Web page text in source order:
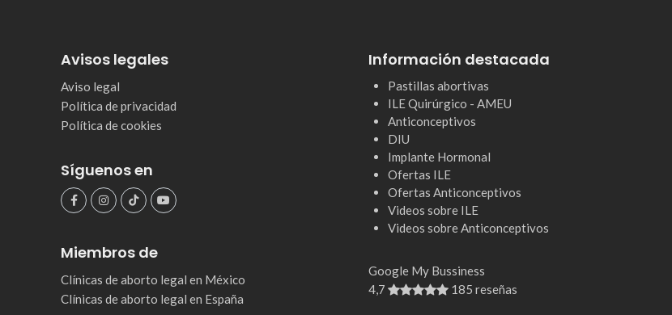
Avisos legales
Aviso legal
Política de privacidad
Política de cookies
Síguenos en
Miembros de
Clínicas de aborto legal en México
Clínicas de aborto legal en España
Información destacada
Pastillas abortivas
ILE Quirúrgico - AMEU
Anticonceptivos
DIU
Implante Hormonal
Ofertas ILE
Ofertas Anticonceptivos
Videos sobre ILE
Videos sobre Anticonceptivos
Google My Bussiness
4,7
185 reseñas